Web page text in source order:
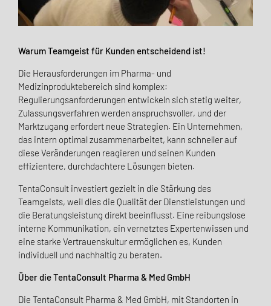
Warum Teamgeist für Kunden entscheidend ist!
Die Herausforderungen im Pharma- und
Medizinproduktebereich sind komplex:
Regulierungsanforderungen entwickeln sich stetig weiter,
Zulassungsverfahren werden anspruchsvoller, und der
Marktzugang erfordert neue Strategien. Ein Unternehmen,
das intern optimal zusammenarbeitet, kann schneller auf
diese Veränderungen reagieren und seinen Kunden
effizientere, durchdachtere Lösungen bieten.
TentaConsult investiert gezielt in die Stärkung des
Teamgeists, weil dies die Qualität der Dienstleistungen und
die Beratungsleistung direkt beeinflusst. Eine reibungslose
interne Kommunikation, ein vernetztes Expertenwissen und
eine starke Vertrauenskultur ermöglichen es, Kunden
individuell und nachhaltig zu beraten.
Über die TentaConsult Pharma & Med GmbH
Die TentaConsult Pharma & Med GmbH, mit Standorten in